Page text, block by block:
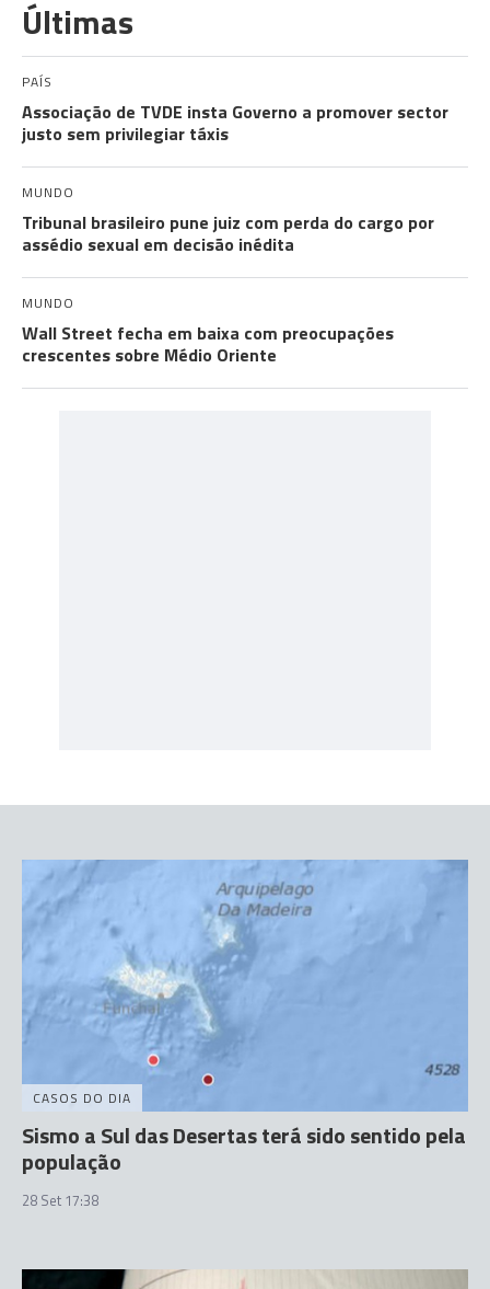
Últimas
PAÍS
Associação de TVDE insta Governo a promover sector
justo sem privilegiar táxis
MUNDO
Tribunal brasileiro pune juiz com perda do cargo por
assédio sexual em decisão inédita
MUNDO
Wall Street fecha em baixa com preocupações
crescentes sobre Médio Oriente
CASOS DO DIA
Sismo a Sul das Desertas terá sido sentido pela
população
28 Set 17:38